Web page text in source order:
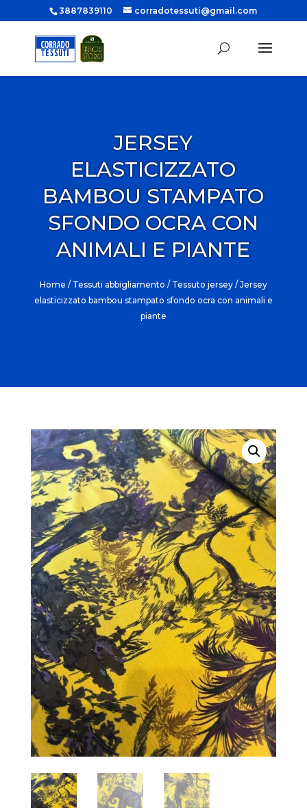
3887839110 corradotessuti@gmail.com
JERSEY
ELASTICIZZATO
BAMBOU STAMPATO
SFONDO OCRA CON
ANIMALI E PIANTE
Home / Tessuti abbigliamento / Tessuto jersey/ Jersey
elasticizzato bambou stampato sfondo ocra con animali e
piante